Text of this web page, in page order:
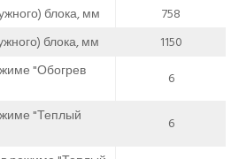
блока, мм
758
блока, мм
1150
"Обогрев
6
"Теплый
6